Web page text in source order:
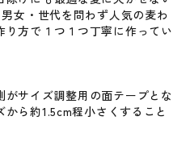
女・世代を問わず人気の麦わ
り方で１つ１つ丁寧に作ってい
サイズ調整用の面テープとな
ら約1.5cm程小さくすること